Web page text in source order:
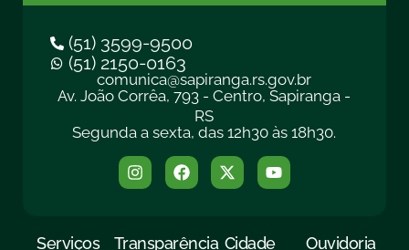
(51) 3599-9500
(51) 2150-0163
comunica@sapiranga.rs.gov.br
Av. João Corrêa, 793 - Centro, Sapiranga -
RS
Segunda a sexta, das 12h30 às 18h30.
Serviços Transparência Cidade Ouvidoria